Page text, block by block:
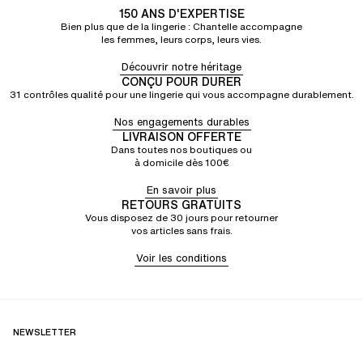
150 ANS D'EXPERTISE
Bien plus que de la lingerie : Chantelle accompagne
les femmes, leurs corps, leurs vies.
Découvrir notre héritage
CONÇU POUR DURER
31 contrôles qualité pour une lingerie qui vous accompagne durablement.
Nos engagements durables
LIVRAISON OFFERTE
Dans toutes nos boutiques ou
à domicile dès 100€
En savoir plus
RETOURS GRATUITS
Vous disposez de 30 jours pour retourner
vos articles sans frais.
Voir les conditions
NEWSLETTER